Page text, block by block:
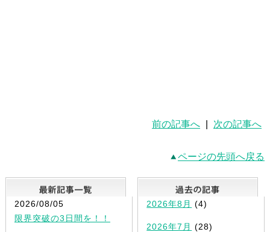
前の記事へ 次の記事へ
ページの先頭へ戻る
最新記事一覧
2026/08/05
限界突破の3日間を！！
2026年8月 (4)
2026年7月 (28)